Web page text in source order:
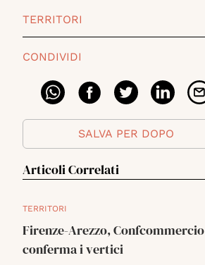
TERRITORI
CONDIVIDI
SALVA PER DOPO
Articoli Correlati
TERRITORI
Firenze-Arezzo, Confcommercio
conferma i vertici